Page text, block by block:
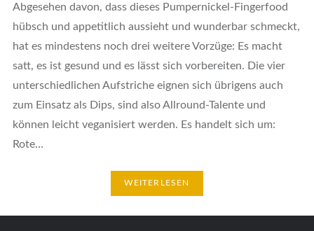
Abgesehen davon, dass dieses Pumpernickel-Fingerfood
hübsch und appetitlich aussieht und wunderbar schmeckt,
hat es mindestens noch drei weitere Vorzüge: Es macht
satt, es ist gesund und es lässt sich vorbereiten. Die vier
unterschiedlichen Aufstriche eignen sich übrigens auch
zum Einsatz als Dips, sind also Allround-Talente und
können leicht veganisiert werden. Es handelt sich um:
Rote…
WEITERLESEN